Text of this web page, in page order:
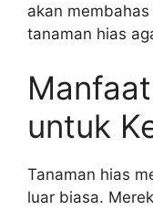
akan
tanaman hias
untuk
Tanaman hias
luar biasa.